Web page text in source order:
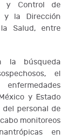
y Control de
y la Dirección
Salud, entre
la búsqueda
el
y Estado
personal de
monitoreos
en